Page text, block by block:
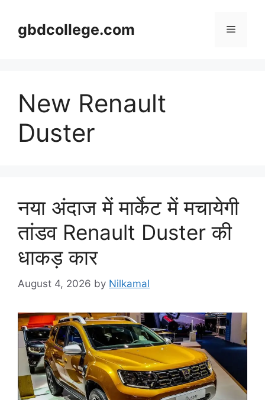
contentgbdcollege.com Menu
New Renault
Duster
नया अंदाज में मार्केट में मचायेगी
तांडव Renault Duster की
धाकड़ कार
August 4, 2026 by Nilkamal